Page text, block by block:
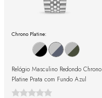
Chrono Platine:
Relógio Masculino Redondo Chrono
Platine Prata com Fundo Azul